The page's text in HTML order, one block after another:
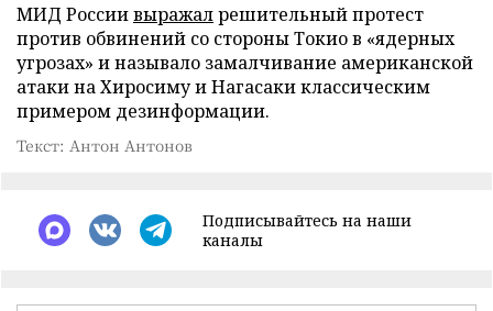
МИД Россиивыражалрешительный протест
против обвинений со стороны Токио в «ядерных
угрозах» и называло замалчивание американской
атаки на Хиросиму и Нагасаки классическим
примером дезинформации.
Текст: Антон Антонов
Подписывайтесь на наши
каналы